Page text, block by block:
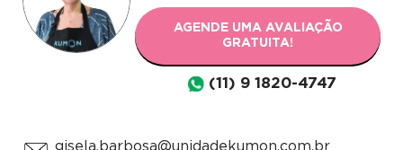
AGENDE UMA AVALIAÇÃO
GRATUITA!
(11) 9 1820-4747
gisela.barbosa@unidadekumon.com.br